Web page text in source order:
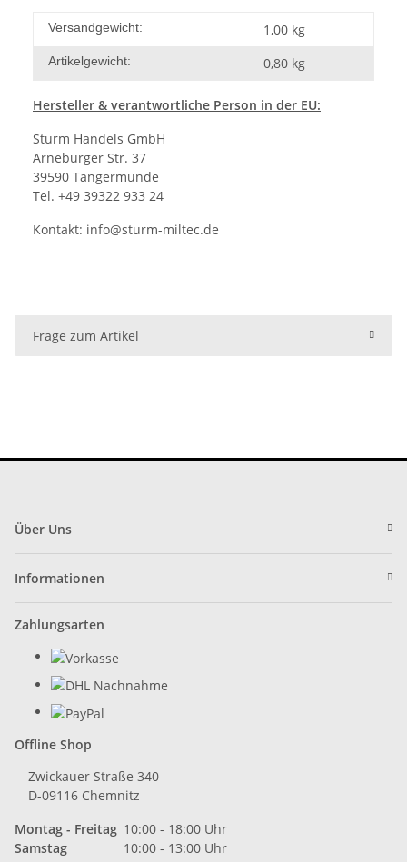
Versandgewicht: 1,00 kg
Artikelgewicht: 0,80 kg
Hersteller & verantwortliche Person in der EU:
Sturm Handels GmbH
Arneburger Str. 37
39590 Tangermünde
Tel. +49 39322 933 24
Kontakt: info@sturm-miltec.de
Frage zum Artikel
Über Uns
Informationen
Zahlungsarten
Offline Shop
Zwickauer Straße 340
D-09116 Chemnitz
Montag - Freitag 10:00 - 18:00 Uhr
Samstag
10:00 - 13:00 Uhr